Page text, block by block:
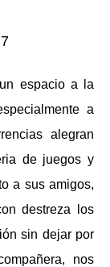
espacio a la
a
alegran
de juegos y
a sus amigos,
destreza los
sin dejar por
nos